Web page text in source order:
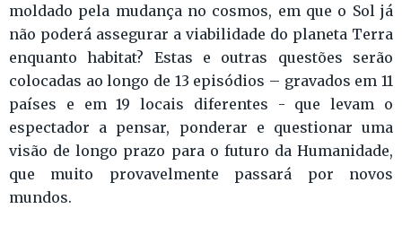
moldado pela mudança no cosmos, em que o Sol já
não poderá assegurar a viabilidade do planeta Terra
enquanto habitat? Estas e outras questões serão
colocadas ao longo de 13 episódios – gravados em 11
países e em 19 locais diferentes - que levam o
espectador a pensar, ponderar e questionar uma
visão de longo prazo para o futuro da Humanidade,
que muito provavelmente passará por novos
mundos.